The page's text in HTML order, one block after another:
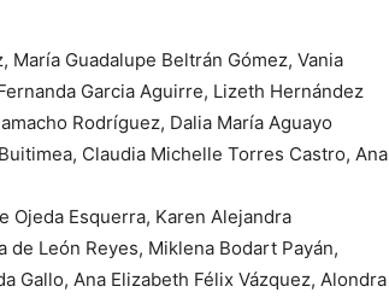
María Guadalupe Beltrán Gómez, Vania
Garcia Aguirre, Lizeth Hernández
Rodríguez, Dalia María Aguayo
Claudia Michelle Torres Castro, Ana
Ojeda Esquerra, Karen Alejandra
de León Reyes, Miklena Bodart Payán,
Gallo, Ana Elizabeth Félix Vázquez, Alondra